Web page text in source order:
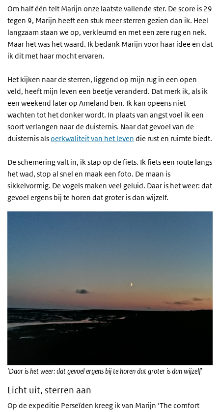
Om half één telt Marijn onze laatste vallende ster. De score is 29
tegen 9, Marijn heeft een stuk meer sterren gezien dan ik. Heel
langzaam staan we op, verkleumd en met een zere rug en nek.
Maar het was het waard. Ik bedank Marijn voor haar idee en dat
ik dit met haar mocht ervaren.
Het kijken naar de sterren, liggend op mijn rug in een open
veld, heeft mijn leven een beetje veranderd. Dat merk ik, als ik
een weekend later op Ameland ben. Ik kan opeens niet
wachten tot het donker wordt. In plaats van angst voel ik een
soort verlangen naar de duisternis. Naar dat gevoel van de
duisternis alsoerkwaliteit van het leven die rust en ruimte biedt.
De schemering valt in, ik stap op de fiets. Ik fiets een route langs
het wad, stop al snel en maak een foto. De maan is
sikkelvormig. De vogels maken veel geluid. Daar is het weer: dat
gevoel ergens bij te horen dat groter is dan wijzelf.
'Daar is het weer: dat gevoel ergens bij te horen dat groter is dan wijzelf'
Licht uit, sterren aan
Op de expeditie Perseïden kreeg ik van Marijn ‘The comfort